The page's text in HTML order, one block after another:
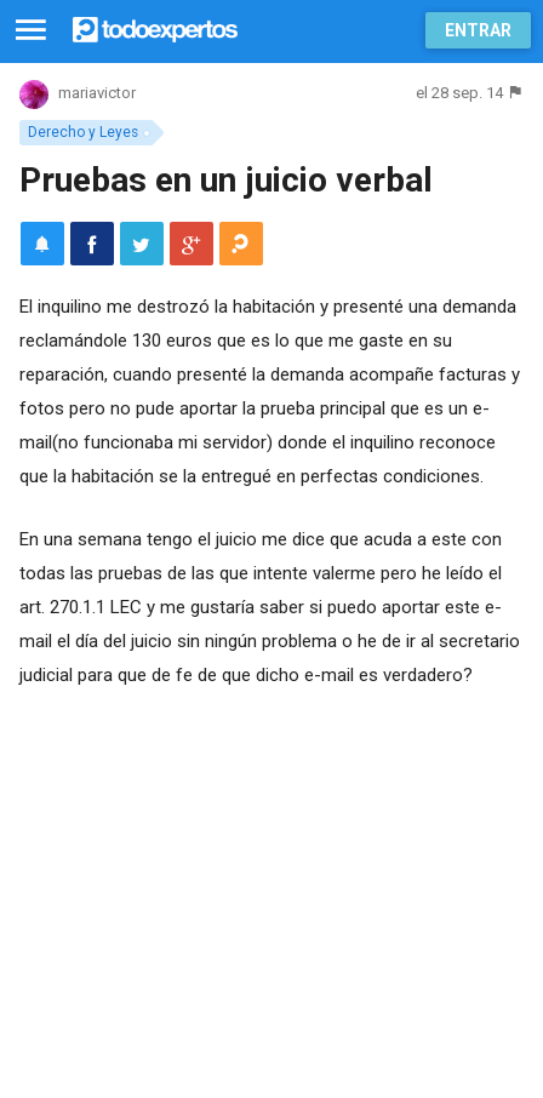
ENTRAR
Derecho y Leyes
mariavictor el 28 sep. 14
Pruebas en un juicio verbal
El inquilino me destrozó la habitación y presenté una demanda
reclamándole 130 euros que es lo que me gaste en su
reparación, cuando presenté la demanda acompañe facturas y
fotos pero no pude aportar la prueba principal que es un e-
mail(no funcionaba mi servidor) donde el inquilino reconoce
que la habitación se la entregué en perfectas condiciones.
En una semana tengo el juicio me dice que acuda a este con
todas las pruebas de las que intente valerme pero he leído el
art. 270.1.1 LEC y me gustaría saber si puedo aportar este e-
mail el día del juicio sin ningún problema o he de ir al secretario
judicial para que de fe de que dicho e-mail es verdadero?